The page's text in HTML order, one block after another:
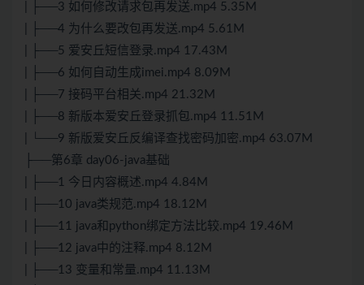
| ├──3 如何修改请求包再发送.mp4 5.35M
| ├──4 为什么要改包再发送.mp4 5.61M
| ├──5 爱安丘短信登录.mp4 17.43M
| ├──6 如何自动生成imei.mp4 8.09M
| ├──7 接码平台相关.mp4 21.32M
| ├──8 新版本爱安丘登录抓包.mp4 11.51M
| └──9 新版爱安丘反编译查找密码加密.mp4 63.07M
├──第6章 day06-java基础
| ├──1 今日内容概述.mp4 4.84M
| ├──10 java类规范.mp4 18.12M
| ├──11 java和python绑定方法比较.mp4 19.46M
| ├──12 java中的注释.mp4 8.12M
| ├──13 变量和常量.mp4 11.13M